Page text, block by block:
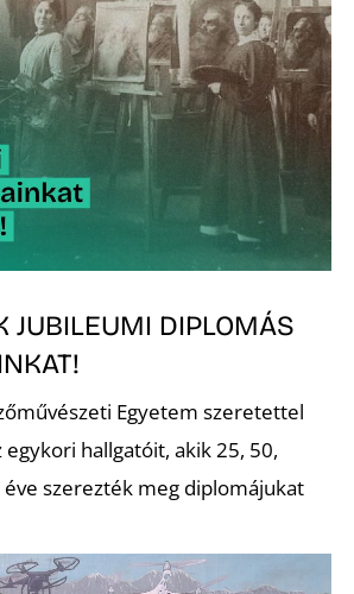
JUBILEUMI DIPLOMÁS
Egyetem szeretettel
egykori hallgatóit, akik 25, 50,
éve szerezték meg diplomájukat